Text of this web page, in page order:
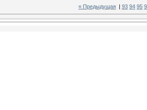
« Предыдущая 93 94 95